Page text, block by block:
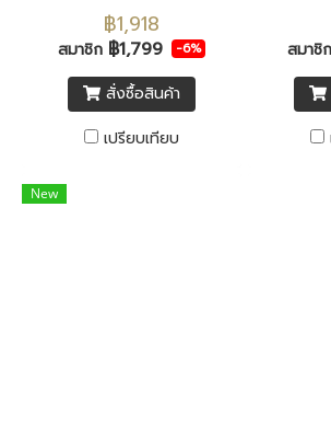
฿1,918
สมาชิก ฿1,799 -6%
สั่งซื้อสินค้า
เปรียบเทียบ
ความหวา
ระบบชด
สมาชิก
New